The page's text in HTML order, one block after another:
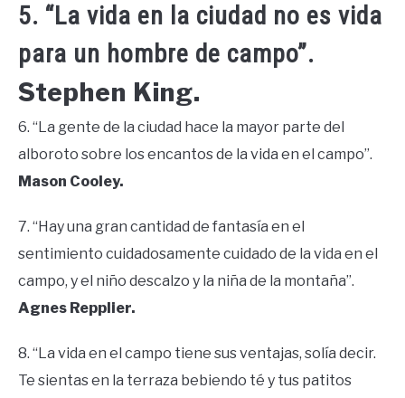
5. “La vida en la ciudad no es vida
para un hombre de campo”.
Stephen King.
6. “La gente de la ciudad hace la mayor parte del
alboroto sobre los encantos de la vida en el campo”.
Mason Cooley.
7. “Hay una gran cantidad de fantasía en el
sentimiento cuidadosamente cuidado de la vida en el
campo, y el niño descalzo y la niña de la montaña”.
Agnes Repplier.
8. “La vida en el campo tiene sus ventajas, solía decir.
Te sientas en la terraza bebiendo té y tus patitos